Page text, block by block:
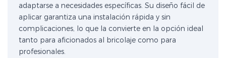
adaptarse a necesidades específicas. Su diseño fácil de
aplicar garantiza una instalación rápida y sin
complicaciones, lo que la convierte en la opción ideal
tanto para aficionados al bricolaje como para
profesionales.